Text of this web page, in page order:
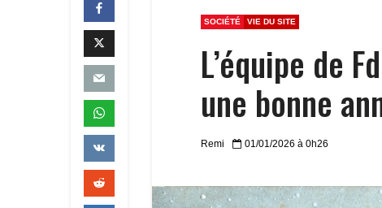
SOCIÉTÉ VIE DU SITE
L’équipe de
une bonne
Remi 01/01/2026 à 0h26